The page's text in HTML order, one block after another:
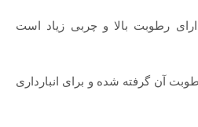
رطوبت بالا و چربی زیاد است
آن گرفته شده و برای انبارداری